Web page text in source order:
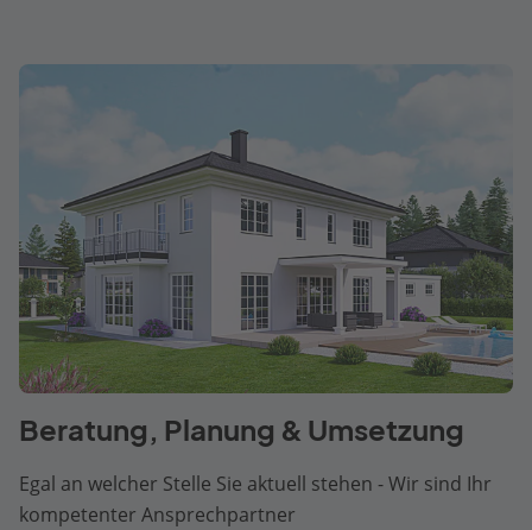
Beratung, Planung & Umsetzung
Egal an welcher Stelle Sie aktuell stehen - Wir sind Ihr
kompetenter Ansprechpartner